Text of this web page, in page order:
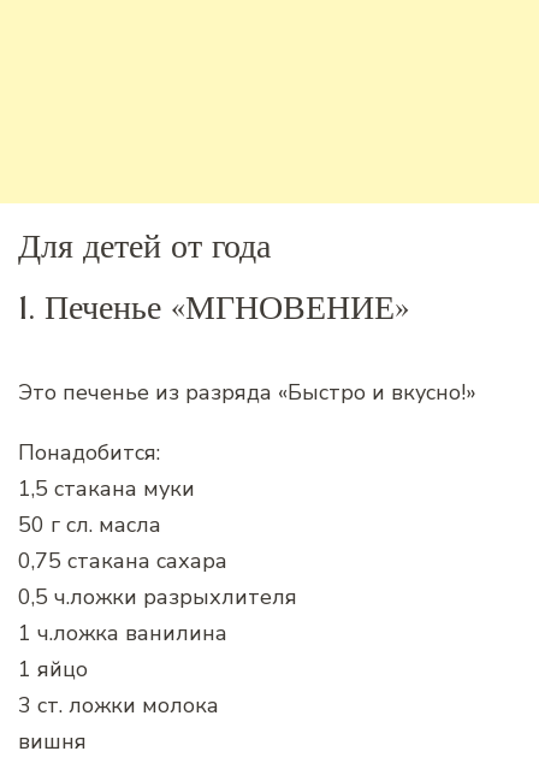
Для детей от года
1. Печенье «МГНОВЕНИЕ»
Это печенье из разряда «Быстро и вкусно!»
Понадобится:
1,5 стакана муки
50 г сл. масла
0,75 стакана сахара
0,5 ч.ложки разрыхлителя
1 ч.ложка ванилина
1 яйцо
3 ст. ложки молока
вишня